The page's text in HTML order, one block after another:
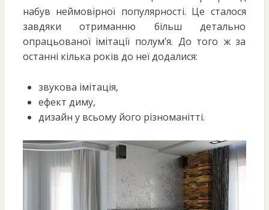
набув неймовірної популярності. Це сталося
завдяки отриманню більш детально
опрацьованої імітації полум’я. До того ж за
останні кілька років до неї додалися:
звукова імітація,
ефект диму,
дизайн у всьому його різноманітті.